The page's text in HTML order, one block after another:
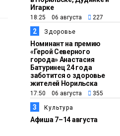
13:47
Новости
в Дудинке
тысяч
13:10
В
базу
Игарке
18:25 06 августа 227
2 Здоровье
Номинант на премию
«Герой Северного
города» Анастасия
Батуринец 24 года
заботится о здоровье
жителей Норильска
17:50 06 августа 355
3 Культура
Афиша 7–14 августа